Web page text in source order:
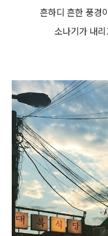
흔하디 흔한 풍경
소나기가 내